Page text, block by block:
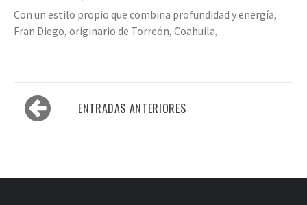
Con un estilo propio que combina profundidad y energía,
Fran Diego, originario de Torreón, Coahuila,
Navegación
de ENTRADAS ANTERIORES